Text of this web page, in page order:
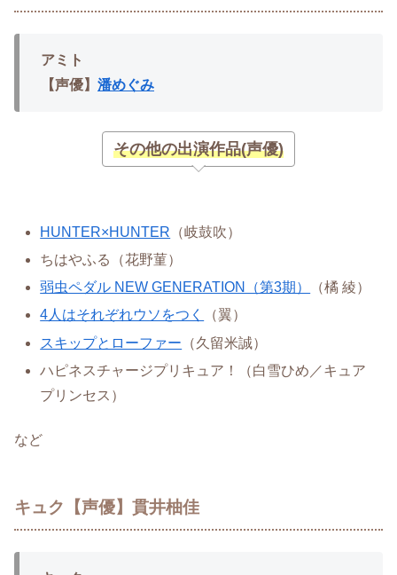
アミト
【声優】 潘めぐみ
その他の出演作品(声優)
HUNTER×HUNTER （岐鼓吹）
ちはやふる（花野菫）
弱虫ペダル NEW GENERATION（第3期）
（橘 綾）
4人はそれぞれウソをつく
（翼）
スキップとローファー （久留米誠）
ハピネスチャージプリキュア！（白雪ひめ／キュア
プリンセス）
など
キュク【声優】貫井柚佳